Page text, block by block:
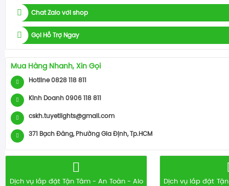
Chat Zalo với shop
Gọi Hỗ Trợ Ngay
Mua Hàng Nhanh, Xin Gọi
Hotline 0828 118 811
Kinh Doanh 0906 118 811
cskh.tuyetlights@gmail.com
371 Bạch Đằng, Phường Gia Định, Tp.HCM
Dịch vụ lắp đặt Tận Tâm - An Toàn - Alo
Dịch vụ lắp đặt